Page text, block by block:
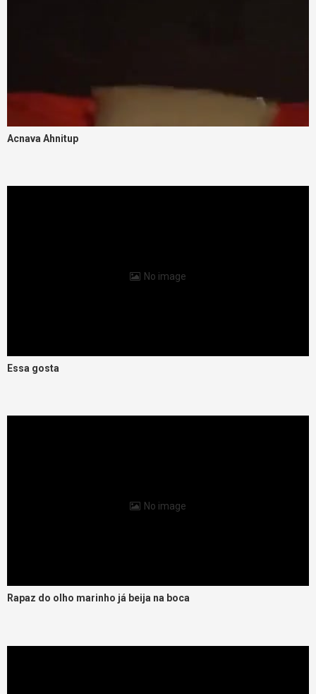
Acnava Ahnitup
No image
Essa gosta
No image
Rapaz do olho marinho já beija na boca